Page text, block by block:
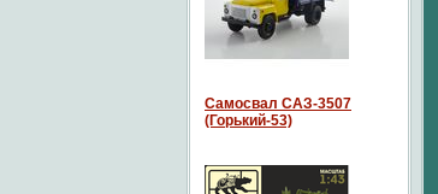
Самосвал САЗ-3507
(Горький-53)